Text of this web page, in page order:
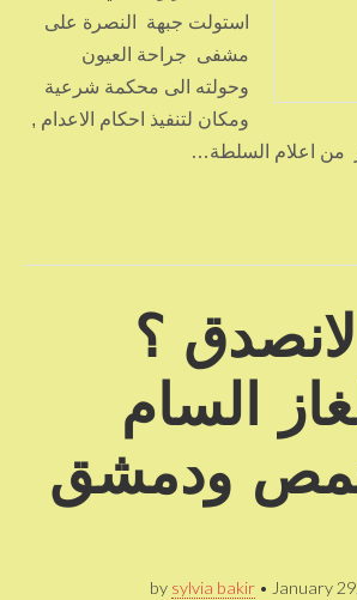
استولت جبهة النصرة على
مشفى جراحة العيون
وحولته الى محكمة شرعية
ومكان لتنفيذ احكام الاعدام ,
من اعلام السلطة…
لانصدق ؟
السام
ودمشق
by sylvia bakir • January